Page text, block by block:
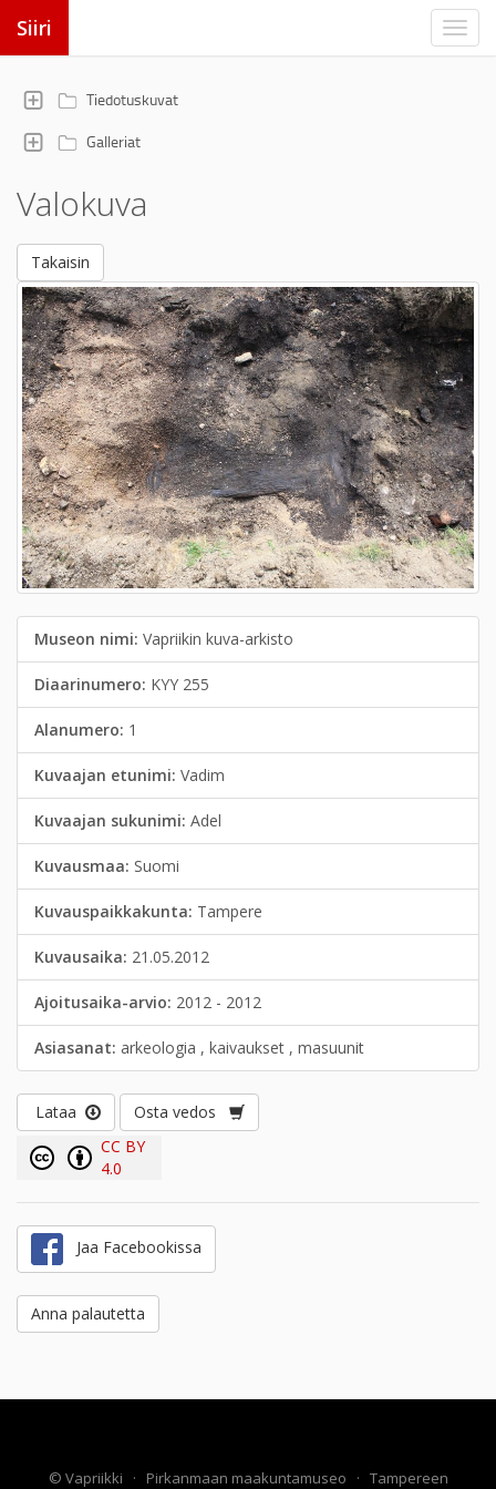
Siiri
Tiedotuskuvat
Galleriat
Valokuva
Takaisin
Museon nimi: Vapriikin kuva-arkisto
Diaarinumero: KYY 255
Alanumero: 1
Kuvaajan etunimi: Vadim
Kuvaajan sukunimi: Adel
Kuvausmaa: Suomi
Kuvauspaikkakunta: Tampere
Kuvausaika: 21.05.2012
Ajoitusaika-arvio: 2012 - 2012
Asiasanat: arkeologia , kaivaukset , masuunit
Lataa
Osta vedos
CC BY
4.0
Jaa Facebookissa
Anna palautetta
© Vapriikki · Pirkanmaan maakuntamuseo · Tampereen